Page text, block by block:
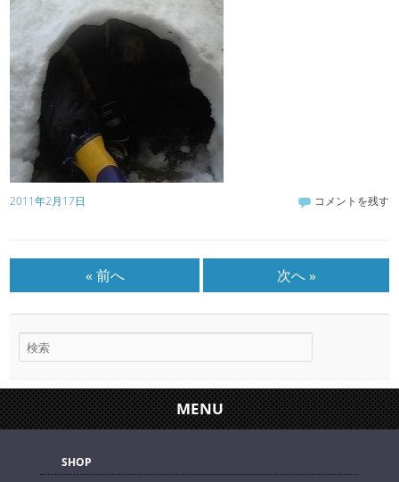
2011年2月17日 コメントを残す
« 前へ 次へ »
MENU
SHOP